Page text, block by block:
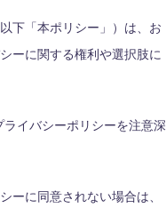
下「本ポリシー」）は、お
ーに関する権利や選択肢に
イバシーポリシーを注意深
に同意されない場合は、